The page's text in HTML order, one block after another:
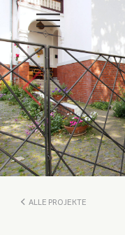
ALLE PROJEKTE